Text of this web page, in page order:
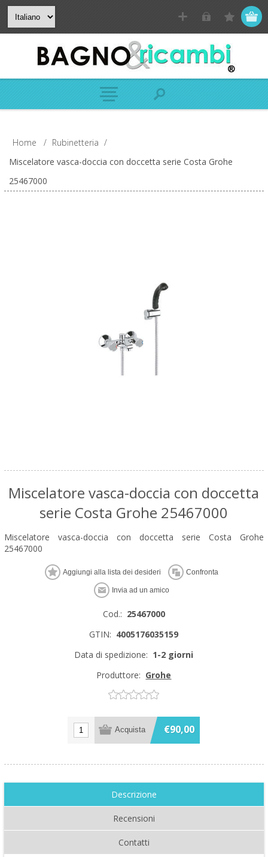
Home / Rubinetteria /
Miscelatore vasca-doccia con doccetta serie Costa Grohe
25467000
Miscelatore vasca-doccia con doccetta
serie Costa Grohe 25467000
Miscelatore vasca-doccia con doccetta serie Costa Grohe
25467000
Cod.: 25467000
GTIN: 4005176035159
Data di spedizione: 1-2 giorni
Produttore: Grohe
€90,00
Descrizione
Recensioni
Contatti